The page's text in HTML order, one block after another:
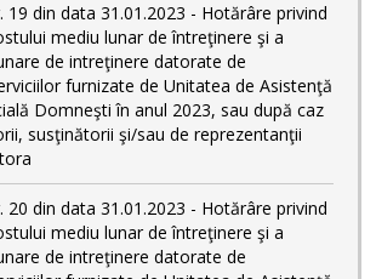
19 din data 31.01.2023 - Hotărâre privind
mediu lunar de întreţinere şi a
de intreţinere datorate de
furnizate de Unitatea de Asistenţă
Domneşti în anul 2023, sau după caz
susţinătorii şi/sau de reprezentanţii
20 din data 31.01.2023 - Hotărâre privind
mediu lunar de întreţinere şi a
de intreţinere datorate de